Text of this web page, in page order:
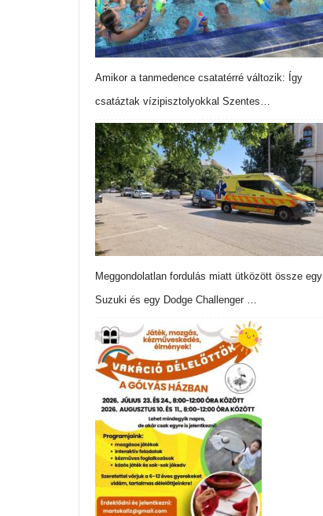
Amikor a tanmedence csatatérré változik: Így
csatáztak vízipisztolyokkal Szentes…
Meggondolatlan fordulás miatt ütközött össze egy
Suzuki és egy Dodge Challenger …